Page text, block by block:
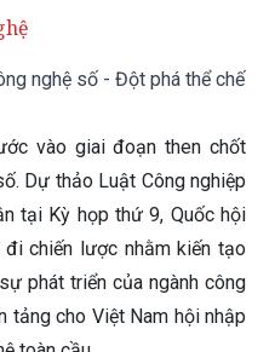
nghệ số - Đột phá thể chế
vào giai đoạn then chốt
Dự thảo Luật Công nghiệp
tại Kỳ họp thứ 9, Quốc hội
chiến lược nhằm kiến tạo
phát triển của ngành công
tảng cho Việt Nam hội nhập